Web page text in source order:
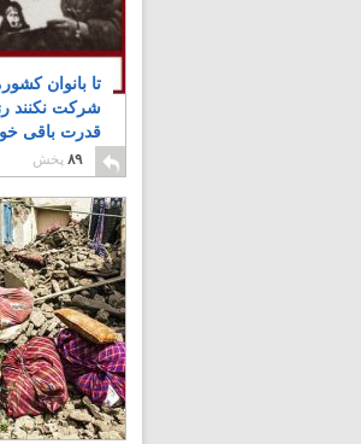
تا بانوان
شرکت نکنند
قدرت باقی
۸۹ پخش